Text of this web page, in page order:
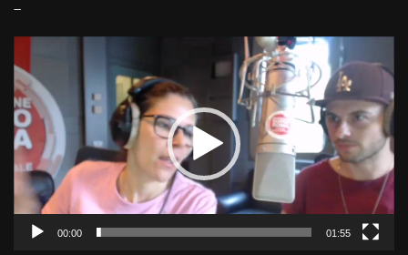
–
00:00 01:55